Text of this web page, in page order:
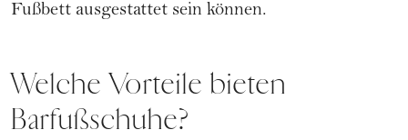
Fußbett ausgestattet sein können.
Welche Vorteile bieten
Barfußschuhe?